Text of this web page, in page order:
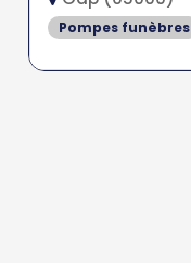
Pompes funèbres